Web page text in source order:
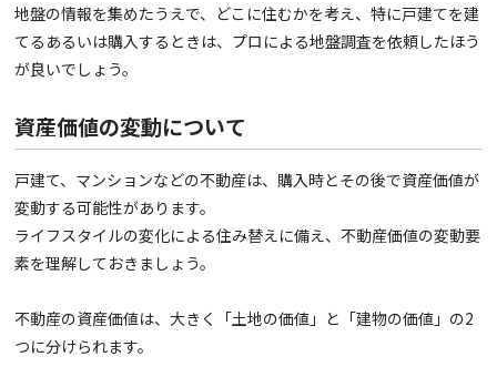
地盤の情報を集めたうえで、どこに住むかを考え、特に戸建てを建
てるあるいは購入するときは、プロによる地盤調査を依頼したほう
が良いでしょう。
資産価値の変動について
戸建て、マンションなどの不動産は、購入時とその後で資産価値が
変動する可能性があります。
ライフスタイルの変化による住み替えに備え、不動産価値の変動要
素を理解しておきましょう。
不動産の資産価値は、大きく「土地の価値」と「建物の価値」の2
つに分けられます。